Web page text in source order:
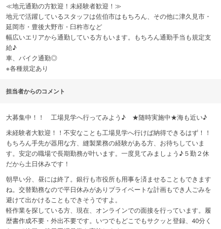
≪地元通勤の方歓迎！未経験者歓迎！≫
地元で活躍しているスタッフは佐伯市はもちろん、その他に津久見市・
延岡市・豊後大野市・臼杵市など
幅広いエリアから通勤している方もいます。もちろん通勤手当も規定支
給♪
車、バイク通勤◎
※各種規定あり
担当者からのコメント
大募集中！！ 工場見学へ行ってみよう♪ ★随時実施中★海も近い♪
未経験者大歓迎！！不安なことも工場見学へ行けば納得できるはず！！
もちろん手先が器用な方、縫製業務の経験がある方、お待ちしていま
す。安定の職場で長期勤務が叶います。一度見てみましょう♪５勤２休
だから土日休みです！
朝早い分、昼には終了。銀行も市役所も用事を済ませることもできます
ね。交替勤務なので平日休みがありプライベートな計画もでき人ごみを
避けて出かけることもできそうですよ。
軽作業を探している方、現在、オンラインでの面接を行っています。履
歴書作成不要・外出不要です。いつでもどこでもサクッと登録、40分く